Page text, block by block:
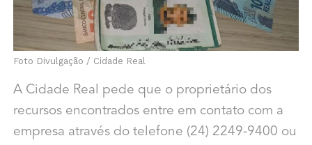
Foto Divulgação / Cidade Real
A Cidade Real pede que o proprietário dos
recursos encontrados entre em contato com a
empresa através do telefone (24) 2249-9400 ou